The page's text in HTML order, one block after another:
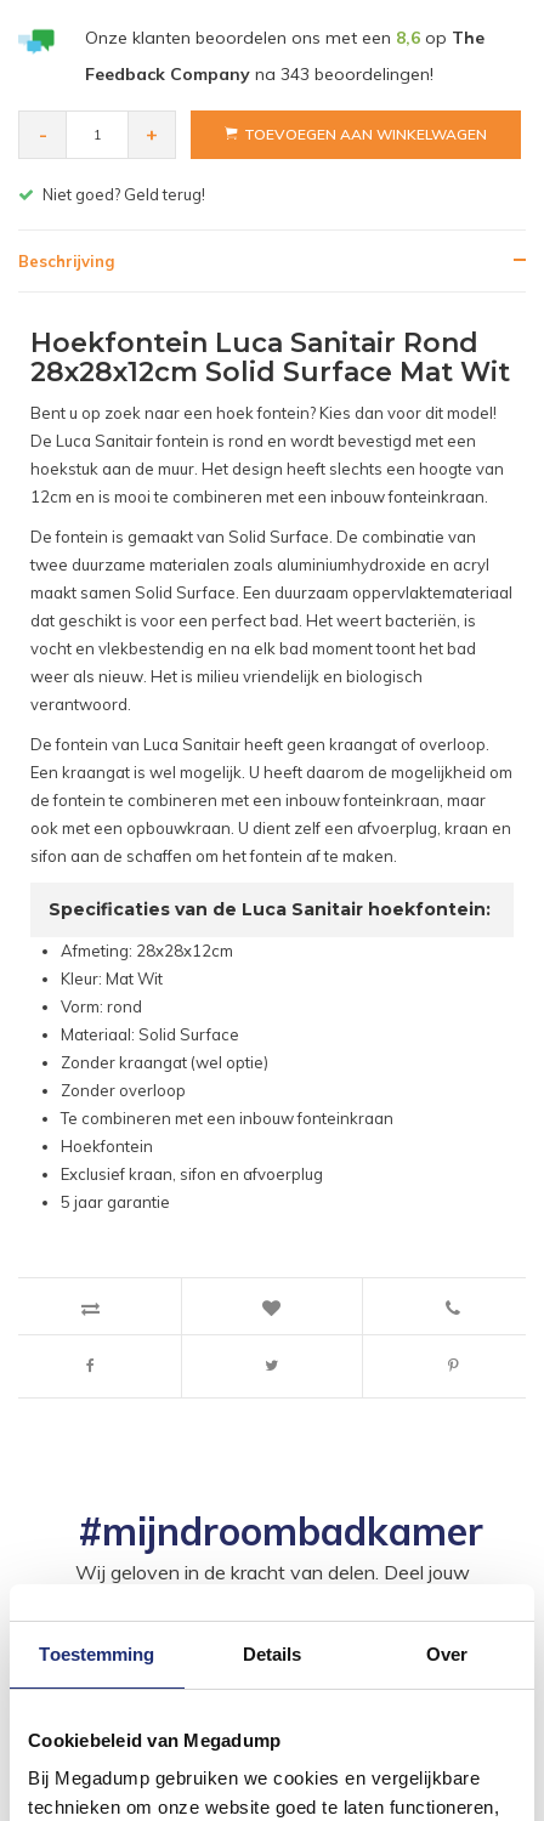
Toestemming Details Over
Cookiebeleid van Megadump
Bij Megadump gebruiken we cookies en vergelijkbare
technieken om onze website goed te laten functioneren,
Onze klanten beoordelen ons met een 8,6op The
Feedback Companyna 343 beoordelingen!
- + TOEVOEGEN AAN WINKELWAGEN
Gratis bezorgen v.a. € 150,- (NL)
Beschrijving
Hoekfontein Luca Sanitair Rond
28x28x12cm Solid Surface Mat Wit
Bent u op zoek naar een hoek fontein? Kies dan voor dit model!
De Luca Sanitair fontein is rond en wordt bevestigd met een
hoekstuk aan de muur. Het design heeft slechts een hoogte van
12cm en is mooi te combineren met een inbouw fonteinkraan.
De fontein is gemaakt van Solid Surface. De combinatie van
twee duurzame materialen zoals aluminiumhydroxide en acryl
maakt samen Solid Surface. Een duurzaam oppervlaktemateriaal
dat geschikt is voor een perfect bad. Het weert bacteriën, is
vocht en vlekbestendig en na elk bad moment toont het bad
weer als nieuw. Het is milieu vriendelijk en biologisch
verantwoord.
De fontein van Luca Sanitair heeft geen kraangat of overloop.
Een kraangat is wel mogelijk. U heeft daarom de mogelijkheid om
de fontein te combineren met een inbouw fonteinkraan, maar
ook met een opbouwkraan. U dient zelf een afvoerplug, kraan en
sifon aan de schaffen om het fontein af te maken.
Specificaties van de Luca Sanitair hoekfontein:
Afmeting: 28x28x12cm
Kleur: Mat Wit
Vorm: rond
Materiaal: Solid Surface
Zonder kraangat (wel optie)
Zonder overloop
Te combineren met een inbouw fonteinkraan
Hoekfontein
Exclusief kraan, sifon en afvoerplug
5 jaar garantie
#mijndroombadkamer
Wij geloven in de kracht van delen. Deel jouw
badkamerstijlen. Doe je mee?